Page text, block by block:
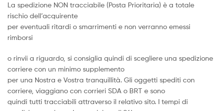
La spedizione NON tracciabile (Posta Prioritaria) è a totale
rischio dell’acquirente
per eventuali ritardi o smarrimenti e non verranno emessi
rimborsi
o rinvii a riguardo, si consiglia quindi di scegliere una spedizione
corriere con un minimo supplemento
per una Nostra e Vostra tranquillità. Gli oggetti spediti con
corriere, viaggiano con corrieri SDA o BRT e sono
quindi tutti tracciabili attraverso il relativo sito. I tempi di